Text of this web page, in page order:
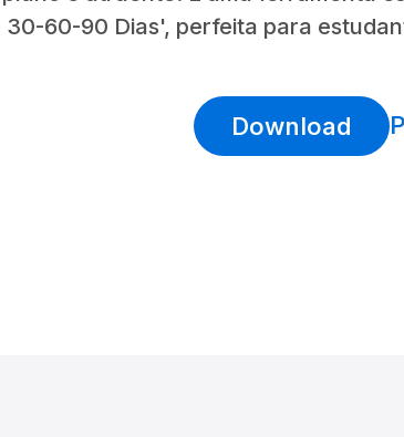
30-60-90 Dias', perfeita para
Download